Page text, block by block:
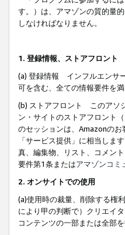
す。）は、アマゾンの質的量
しなければなりません。
1. 登録情報、ストアフロント
(a) 登録情報 インフルエンサ
可を含む、全ての情報要件を
(b) ストアフロント このアソ
ン・サイトのストアフロント
のセッションは、Amazonの
「サービス提供」に相当しま
真、編集物、リスト、コメン
要件第1条またはアマゾンコミ
2. オンサイトでの使用
(a)使用時の裁量、削除する権
により甲の判断で）クリエイ
コンテンツの一部または全部